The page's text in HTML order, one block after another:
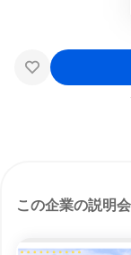
この企業の説明